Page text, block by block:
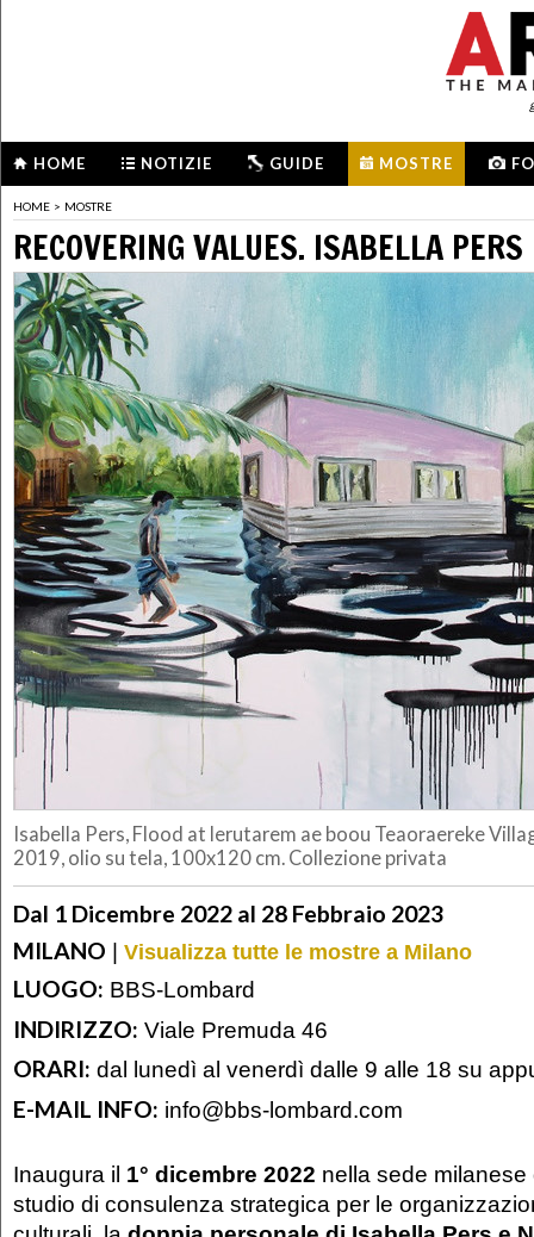
HOME NOTIZIE GUIDE MOSTRE
HOME > MOSTRE
RECOVERING VALUES. ISABELLA
Isabella Pers, Flood at lerutarem ae boou Teaoraereke
2019, olio su tela, 100x120 cm. Collezione privata
Dal 1 Dicembre 2022 al 28 Febbraio 2023
MILANO | Visualizza tutte le mostre a Milano
LUOGO: BBS-Lombard
INDIRIZZO: Viale Premuda 46
ORARI: dal lunedì al venerdì dalle 9 alle 18 su
E-MAIL INFO: info@bbs-lombard.com
Inaugura il 1° dicembre 2022 nella sede
studio di consulenza strategica per le